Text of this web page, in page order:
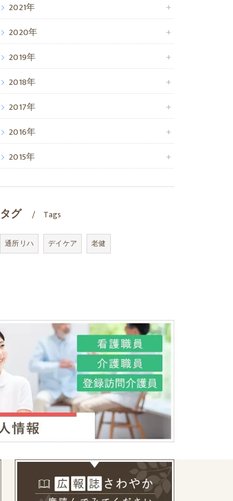
2021年
2020年
2019年
2018年
2017年
2016年
2015年
タグ Tags
通所リハ デイケア 老健